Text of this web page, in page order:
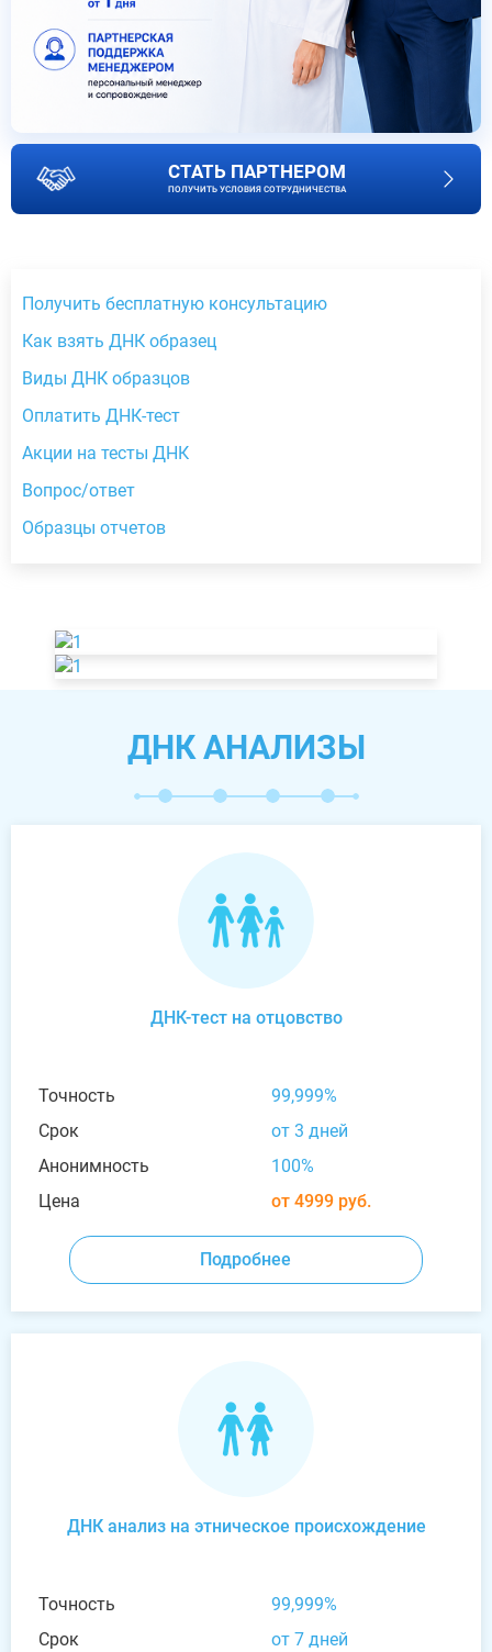
СТАТЬ ПАРТНЕРОМ
ПОЛУЧИТЬ УСЛОВИЯ СОТРУДНИЧЕСТВА
Получить бесплатную консультацию
Как взять ДНК образец
Виды ДНК образцов
Оплатить ДНК-тест
Акции на тесты ДНК
Вопрос/ответ
Образцы отчетов
ДНК АНАЛИЗЫ
ДНК-тест на отцовство
Точность
99,999%
Срок
от 3 дней
Анонимность
100%
Цена
от 4999 руб.
Подробнее
ДНК анализ на этническое происхождение
Точность
99,999%
Срок
от 7 дней